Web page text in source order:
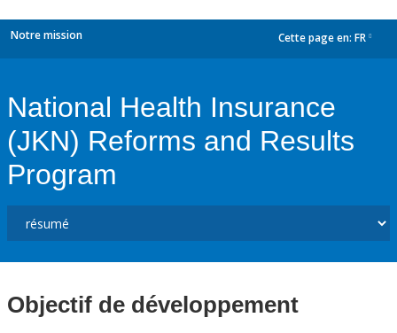
Notre mission Cette page en: FR
National Health Insurance
(JKN) Reforms and Results
Program
Objectif de développement